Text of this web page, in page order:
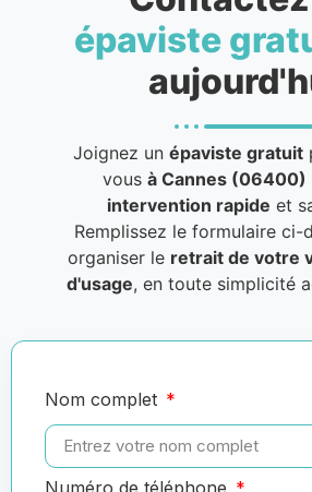
épaviste
Joignez un épaviste gratuit
vousà Cannes (06400)
intervention rapide et
Remplissez le formulaire ci-
organiser le retrait de votre
d'usage, en toute simplicité
Nom complet
Numéro de téléphone